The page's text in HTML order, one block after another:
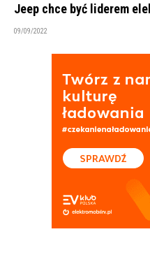
Jeep chce być liderem
09/09/2022